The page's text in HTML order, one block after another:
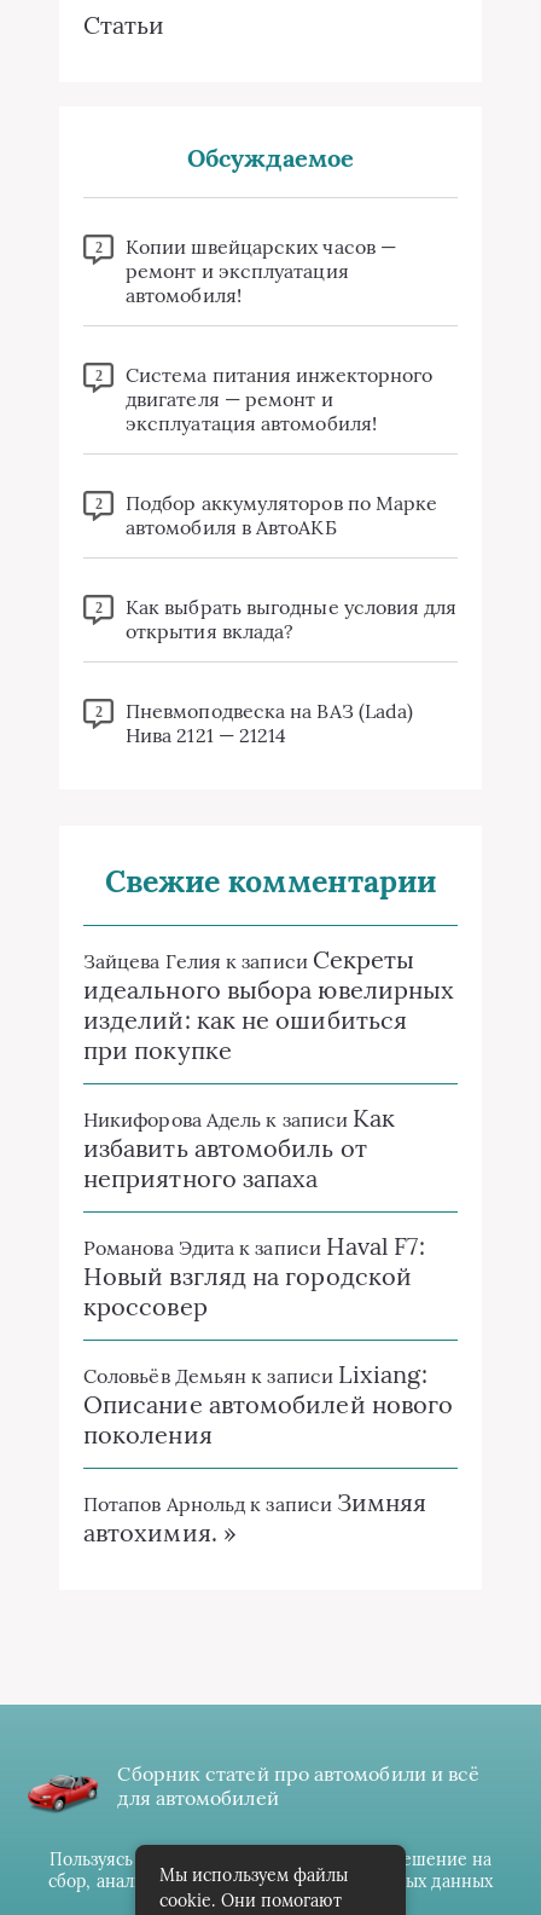
Статьи
Обсуждаемое
2
Копии швейцарских часов —
ремонт и эксплуатация
автомобиля!
2
Система питания инжекторного
двигателя — ремонт и
эксплуатация автомобиля!
2
Подбор аккумуляторов по Марке
автомобиля в АвтоАКБ
2
Как выбрать выгодные условия для
открытия вклада?
2
Пневмоподвеска на ВАЗ (Lada)
Нива 2121 — 21214
Свежие комментарии
Зайцева Гелия к записи Секреты
идеального выбора ювелирных
изделий: как не ошибиться
при покупке
Никифорова Адель к записи Как
избавить автомобиль от
неприятного запаха
Романова Эдита к записи Haval F7:
Новый взгляд на городской
кроссовер
Соловьёв Демьян к записи Lixiang:
Описание автомобилей нового
поколения
Потапов Арнольд к записи Зимняя
автохимия. »
Сборник статей про автомобили и всё
для автомобилей
Пользуясь данным ресурсом вы даёте разрешение на
сбор, анализ и хранение своих персональных данных
согласноПравилам
Мы используем файлы
cookie. Они помогают